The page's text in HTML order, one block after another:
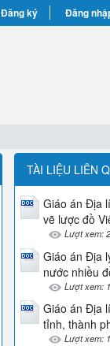
Đăng ký Đăng
TÀI LIỆU LIÊN
Giáo án Địa
vẽ lược đồ
Lượt xem:
Giáo án Địa
nước nhiều
Lượt xem:
Giáo án Địa
tỉnh, thành
Lượt xem: